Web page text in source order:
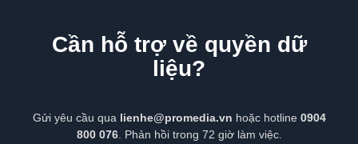
Cần hỗ trợ về quyền dữ
liệu?
Gửi yêu cầu qua lienhe@promedia.vn hoặc hotline 0904
800 076. Phản hồi trong 72 giờ làm việc.